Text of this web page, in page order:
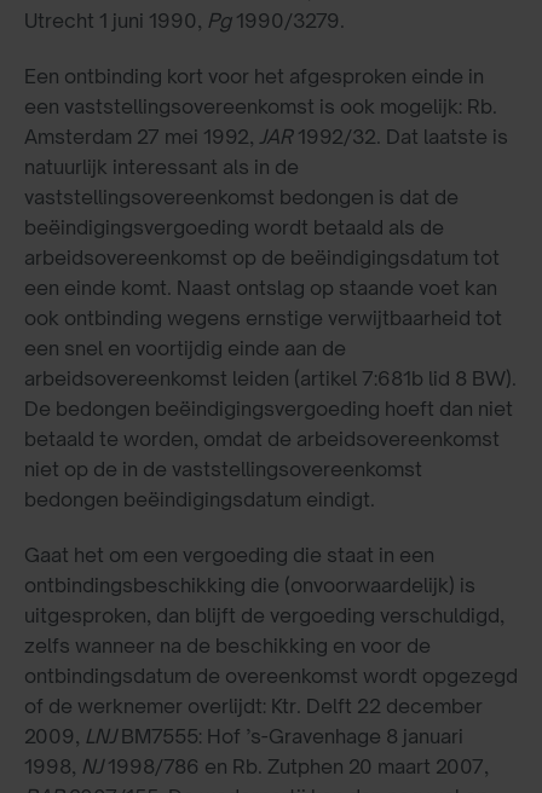
Utrecht 1 juni 1990, Pg1990/3279.
Een ontbinding kort voor het afgesproken einde in
een vaststellingsovereenkomst is ook mogelijk: Rb.
Amsterdam 27 mei 1992, JAR1992/32. Dat laatste is
natuurlijk interessant als in de
vaststellingsovereenkomst bedongen is dat de
beëindigingsvergoeding wordt betaald als de
arbeidsovereenkomst op de beëindigingsdatum tot
een einde komt. Naast ontslag op staande voet kan
ook ontbinding wegens ernstige verwijtbaarheid tot
een snel en voortijdig einde aan de
arbeidsovereenkomst leiden (artikel 7:681b lid 8 BW).
De bedongen beëindigingsvergoeding hoeft dan niet
betaald te worden, omdat de arbeidsovereenkomst
niet op de in de vaststellingsovereenkomst
bedongen beëindigingsdatum eindigt.
Gaat het om een vergoeding die staat in een
ontbindingsbeschikking die (onvoorwaardelijk) is
uitgesproken, dan blijft de vergoeding verschuldigd,
zelfs wanneer na de beschikking en voor de
ontbindingsdatum de overeenkomst wordt opgezegd
of de werknemer overlijdt: Ktr. Delft 22 december
2009, LNJBM7555: Hof ’s-Gravenhage 8 januari
1998, NJ1998/786 en Rb. Zutphen 20 maart 2007,